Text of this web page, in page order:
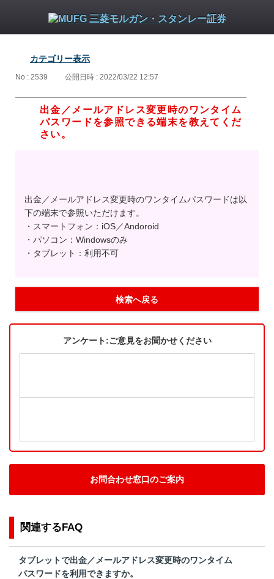
カテゴリー表示
No : 2539 公開日時 : 2022/03/22 12:57
出金／メールアドレス変更時のワンタイム
パスワードを参照できる端末を教えてくだ
さい。
出金／メールアドレス変更時のワンタイムパスワードは以
下の端末で参照いただけます。
・スマートフォン：iOS／Andoroid
・パソコン：Windowsのみ
・タブレット：利用不可
検索へ戻る
アンケート:ご意見をお聞かせください
お問合わせ窓口のご案内
関連するFAQ
タブレットで出金／メールアドレス変更時のワンタイム
パスワードを利用できますか。